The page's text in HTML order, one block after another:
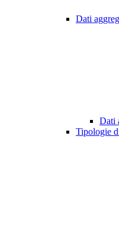
Dati
Dati
Tipologie